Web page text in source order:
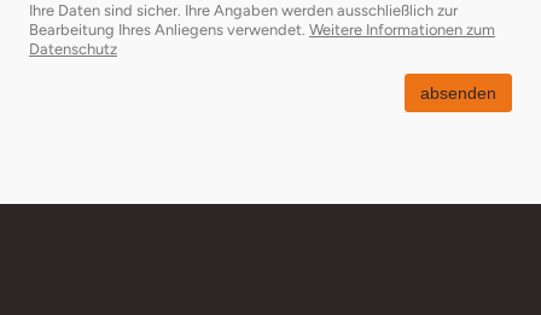
Ihre Daten sind sicher. Ihre Angaben werden ausschließlich zur
Bearbeitung Ihres Anliegens verwendet. Weitere Informationen zum
Datenschutzöffnet in neuem Fenster
absenden